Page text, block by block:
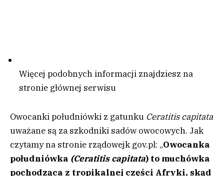
Więcej podobnych informacji znajdziesz na
stronie głównej serwisu
Owocanki południówki z gatunku Ceratitis capitata
uważane są za szkodniki sadów owocowych. Jak
czytamy na stronie rządowejk gov.pl: „Owocanka
południówka (Ceratitis capitata) to muchówka
pochodząca z tropikalnej części Afryki, skąd